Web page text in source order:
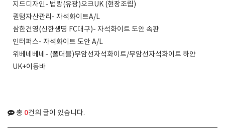
지드디자인- 법랑(유광)오크UK (현장조립)
퀀텀자산관리- 자석화이트A/L
삼한건영(신한생명 FC대구)- 자석화이트 도안 속판
인터퍼스- 자석화이트 도안 A/L
위베네베네- (폴더블)무암선자석화이트/무암선자석화이트 하얀
UK+이동바
총 0건의 글이 있습니다.